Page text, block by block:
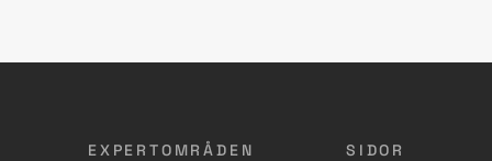
EXPERTOMRÅDEN SIDOR